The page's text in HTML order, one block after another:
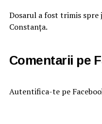
Dosarul a fost trimis
Constanța.
Comentarii pe
Autentifica-te pe